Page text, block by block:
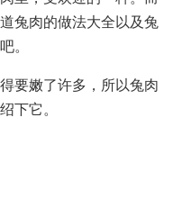
兔肉的做法大全以及兔
。
要嫩了许多，所以兔肉
下它。